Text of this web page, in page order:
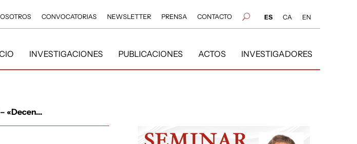
CONVOCATORIAS NEWSLETTER PRENSA CONTACTO U ES CA EN
INVESTIGACIONES PUBLICACIONES ACTOS INVESTIGADORES
«Decen...